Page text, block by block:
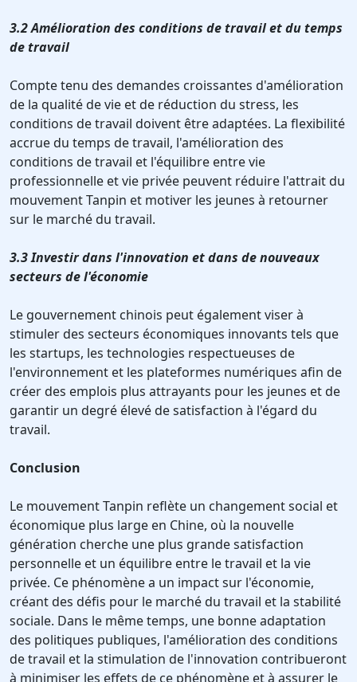
3.2 Amélioration des conditions de travail et du temps
de travail
Compte tenu des demandes croissantes d'amélioration
de la qualité de vie et de réduction du stress, les
conditions de travail doivent être adaptées. La flexibilité
accrue du temps de travail, l'amélioration des
conditions de travail et l'équilibre entre vie
professionnelle et vie privée peuvent réduire l'attrait du
mouvement Tanpin et motiver les jeunes à retourner
sur le marché du travail.
3.3 Investir dans l'innovation et dans de nouveaux
secteurs de l'économie
Le gouvernement chinois peut également viser à
stimuler des secteurs économiques innovants tels que
les startups, les technologies respectueuses de
l'environnement et les plateformes numériques afin de
créer des emplois plus attrayants pour les jeunes et de
garantir un degré élevé de satisfaction à l'égard du
travail.
Conclusion
Le mouvement Tanpin reflète un changement social et
économique plus large en Chine, où la nouvelle
génération cherche une plus grande satisfaction
personnelle et un équilibre entre le travail et la vie
privée. Ce phénomène a un impact sur l'économie,
créant des défis pour le marché du travail et la stabilité
sociale. Dans le même temps, une bonne adaptation
des politiques publiques, l'amélioration des conditions
de travail et la stimulation de l'innovation contribueront
à minimiser les effets de ce phénomène et à assurer le